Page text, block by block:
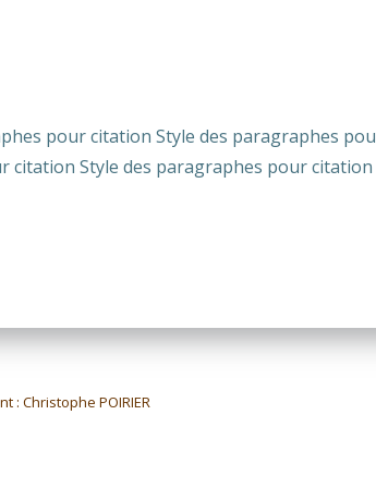
pour citation Style des paragraphes
Style des paragraphes pour
: Christophe POIRIER